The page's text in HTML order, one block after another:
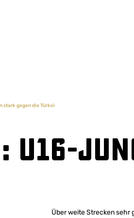
stark gegen die Türkei
U16-
Über weite Strecken sehr